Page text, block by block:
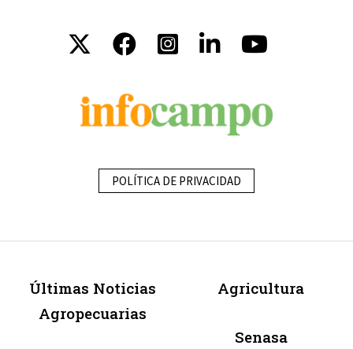
POLÍTICA DE PRIVACIDAD
Últimas Noticias
Agropecuarias
Agricultura
Senasa